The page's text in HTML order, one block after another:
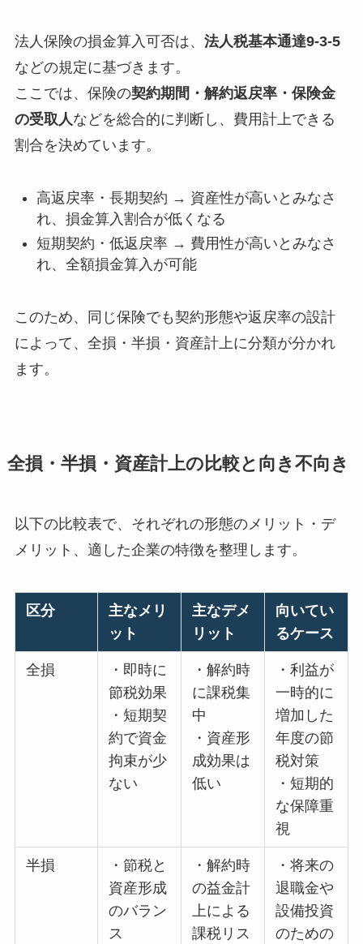
法人保険の損金算入可否は、 法人税基本通達9-3-5
などの規定に基づきます。
ここでは、保険の契約期間・解約返戻率・保険金
の受取人などを総合的に判断し、費用計上できる
割合を決めています。
高返戻率・長期契約 → 資産性が高いとみなさ
れ、損金算入割合が低くなる
短期契約・低返戻率 → 費用性が高いとみなさ
れ、全額損金算入が可能
このため、同じ保険でも契約形態や返戻率の設計
によって、全損・半損・資産計上に分類が分かれ
ます。
全損・半損・資産計上の比較と向き不向き
以下の比較表で、それぞれの形態のメリット・デ
メリット、適した企業の特徴を整理します。
区分
主なメリ
ット
主なデメ
リット
向いてい
るケース
全損
・即時に
節税効果
・短期契
約で資金
拘束が少
ない
・解約時
に課税集
中
・資産形
成効果は
低い
・利益が
一時的に
増加した
年度の節
税対策
・短期的
な保障重
視
半損
・節税と
資産形成
のバラン
ス
・解約時
の益金計
上による
課税リス
・将来の
退職金や
設備投資
のための